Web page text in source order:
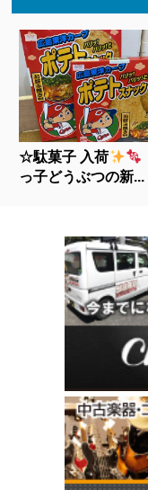
☆駄菓子 入荷
っ子どうぶつの新...